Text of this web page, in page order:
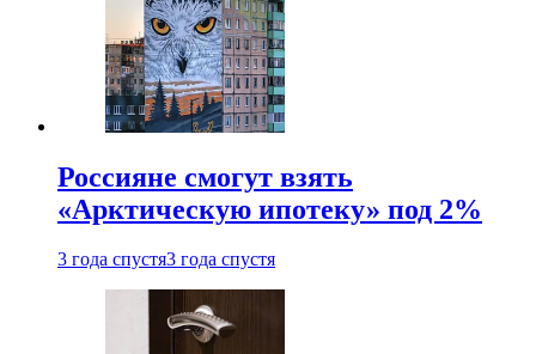
Россияне смогут взять
«Арктическую ипотеку» под 2%
3 года спустя3 года спустя